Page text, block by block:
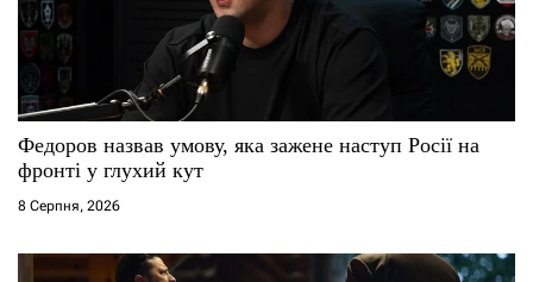
Федоров назвав умову, яка зажене наступ Росії на
фронті у глухий кут
8 Серпня, 2026